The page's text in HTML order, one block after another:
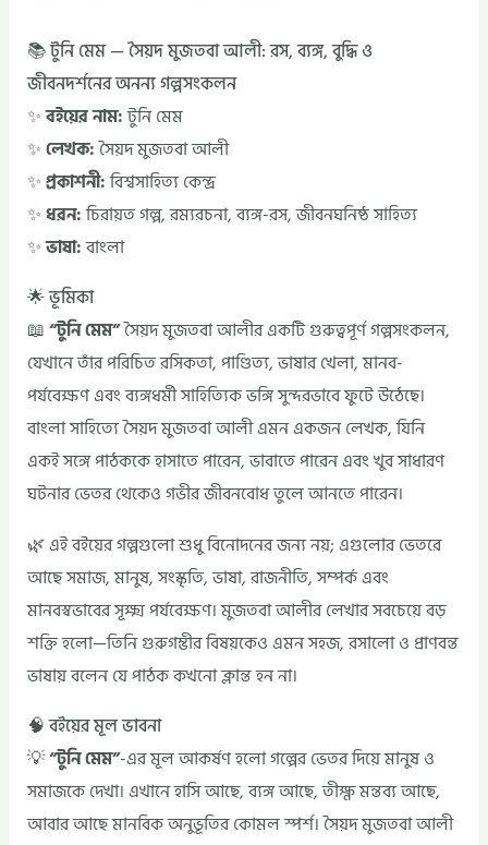
📚 টুনি মেম — সৈয়দ মুজতবা আলী: রস, ব্যঙ্গ, বুদ্ধি ও
জীবনদর্শনের অনন্য গল্পসংকলন
✨বইয়ের নাম:টুনি মেম
✨লেখক:সৈয়দ মুজতবা আলী
✨প্রকাশনী:বিশ্বসাহিত্য কেন্দ্র
✨ধরন:চিরায়ত গল্প, রম্যরচনা, ব্যঙ্গ-রস, জীবনঘনিষ্ঠ সাহিত্য
✨ভাষা:বাংলা
🌟 ভূমিকা
📖“টুনি মেম”সৈয়দ মুজতবা আলীর একটি গুরুত্বপূর্ণ গল্পসংকলন,
যেখানে তাঁর পরিচিত রসিকতা, পাণ্ডিত্য, ভাষার খেলা, মানব-
পর্যবেক্ষণ এবং ব্যঙ্গধর্মী সাহিত্যিক ভঙ্গি সুন্দরভাবে ফুটে উঠেছে।
বাংলা সাহিত্যে সৈয়দ মুজতবা আলী এমন একজন লেখক, যিনি
একই সঙ্গে পাঠককে হাসাতে পারেন, ভাবাতে পারেন এবং খুব সাধারণ
ঘটনার ভেতর থেকেও গভীর জীবনবোধ তুলে আনতে পারেন।
🌿 এই বইয়ের গল্পগুলো শুধু বিনোদনের জন্য নয়; এগুলোর ভেতরে
আছে সমাজ, মানুষ, সংস্কৃতি, ভাষা, রাজনীতি, সম্পর্ক এবং
মানবস্বভাবের সূক্ষ্ম পর্যবেক্ষণ। মুজতবা আলীর লেখার সবচেয়ে বড়
শক্তি হলো—তিনি গুরুগম্ভীর বিষয়কেও এমন সহজ, রসালো ও প্রাণবন্ত
ভাষায় বলেন যে পাঠক কখনো ক্লান্ত হন না।
🧠 বইয়ের মূল ভাবনা
💡“টুনি মেম”-এর মূল আকর্ষণ হলো গল্পের ভেতর দিয়ে মানুষ ও
সমাজকে দেখা। এখানে হাসি আছে, ব্যঙ্গ আছে, তীক্ষ্ণ মন্তব্য আছে,
আবার আছে মানবিক অনুভূতির কোমল স্পর্শ। সৈয়দ মুজতবা আলী